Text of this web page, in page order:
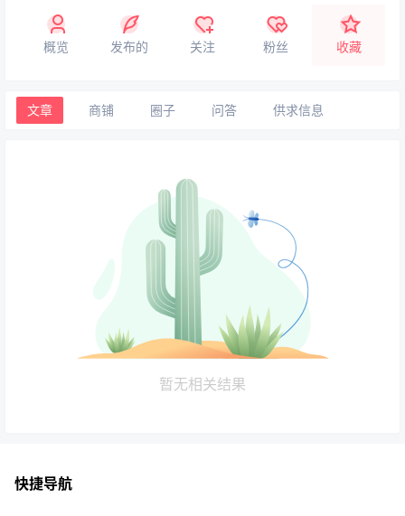
概览 发布的 关注 粉丝 收藏
文章 商铺 圈子 问答 供求信息
暂无相关结果
快捷导航